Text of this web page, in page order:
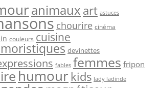
animaux art astuces
chourire cinéma
couleurs cuisine
devinettes
fables femmes fripon
humour kids lady ladinde